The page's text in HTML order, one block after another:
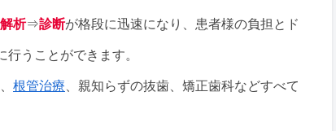
解析⇒診断が格段に迅速になり、患者様の負担とド
うことができます。
、 根管治療、親知らずの抜歯、矯正歯科などすべて